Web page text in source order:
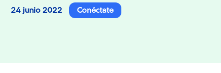
24 junio 2022 Conéctate